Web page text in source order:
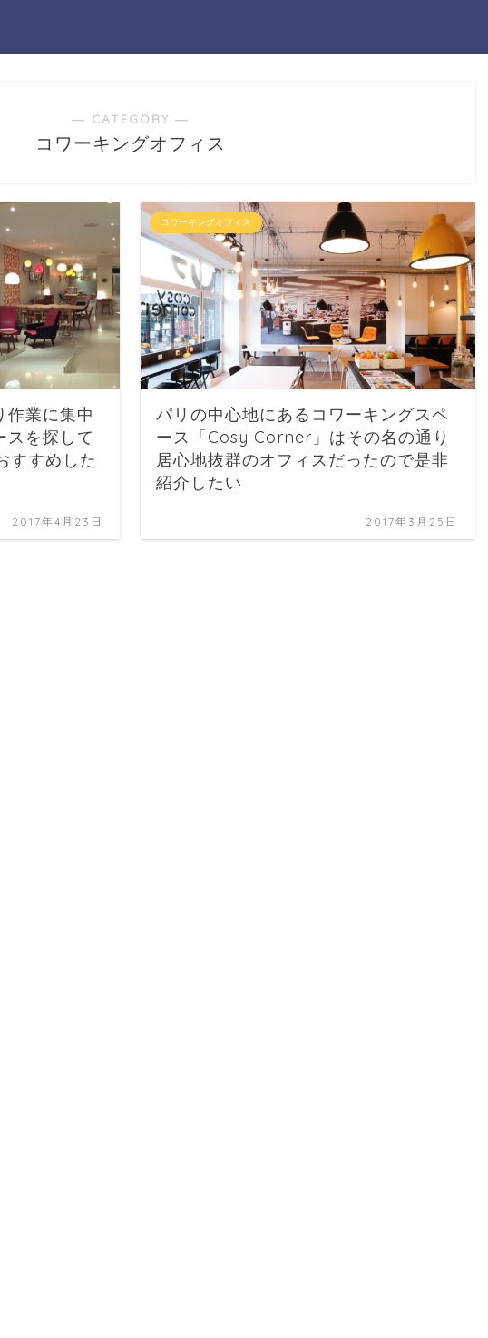
― CATEGORY ―
コワーキングオフィス
作業に集中
スを探して
すすめした
2017年4月23日
コワーキングオフィス
パリの中心地にあるコワーキングスペ
ース「Cosy Corner」はその名の通り
居心地抜群のオフィスだったので是非
紹介したい
2017年3月25日